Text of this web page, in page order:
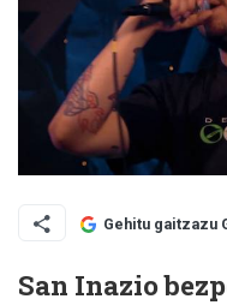
Gehitu gaitzazu
San Inazio